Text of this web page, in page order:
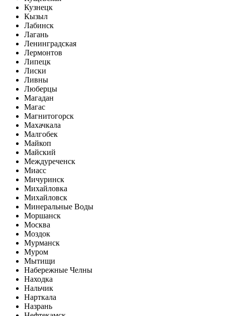
Кузнецк
Кызыл
Лабинск
Лагань
Ленинградская
Лермонтов
Липецк
Лиски
Ливны
Люберцы
Магадан
Магас
Магнитогорск
Махачкала
Малгобек
Майкоп
Майский
Междуреченск
Миасс
Мичуринск
Михайловка
Михайловск
Минеральные Воды
Моршанск
Москва
Моздок
Мурманск
Муром
Мытищи
Набережные Челны
Находка
Нальчик
Нарткала
Назрань